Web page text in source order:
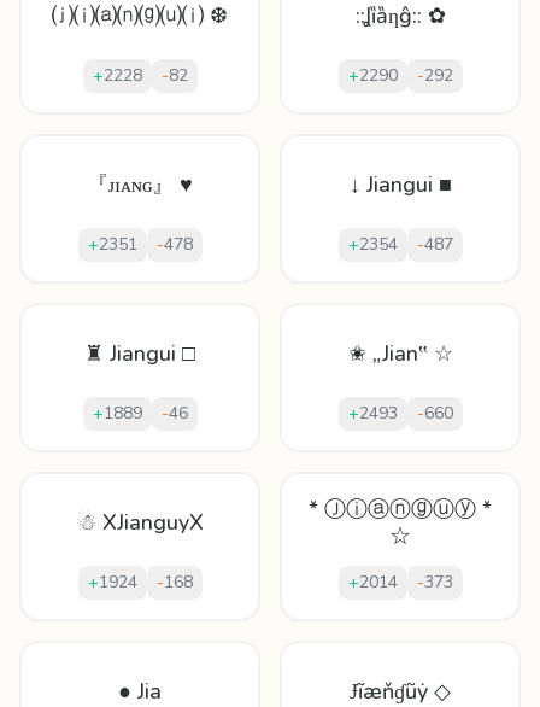
⒥⒤⒜⒩⒢⒰⒤ ❆
+2228 -82
::Ʝȉȁƞĝ:: ✿
+2290 -292
『ᴊɪᴀɴɢ』 ♥
+2351 -478
↓ Jiangui ■
+2354 -487
♜ Jiangui □
+1889 -46
✬ „Jian‟ ☆
+2493 -660
☃ XJianguyX
+1924 -168
* Ⓙⓘⓐⓝⓖⓤⓨ *
☆
+2014 -373
● Jia Ɉĩæňɠũẏ ◇